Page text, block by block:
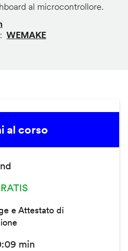
al microcontrollore.
WEMAKE
al corso
e Attestato di
min